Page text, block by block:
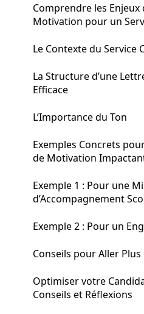
Comprendre les Enjeux
Motivation pour un
Le Contexte du Service
La Structure d’une
Efficace
L’Importance du Ton
Exemples Concrets
de Motivation
Exemple 1 : Pour une
d’Accompagnement
Exemple 2 : Pour un
Conseils pour Aller Plus
Optimiser votre
Conseils et Réflexions